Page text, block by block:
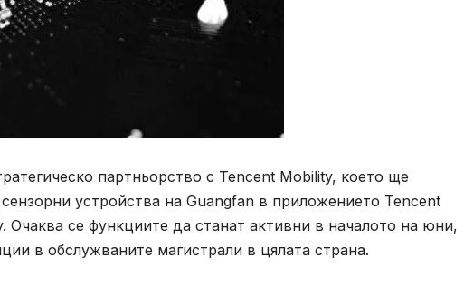
партньорство с Tencent Mobility, което ще
устройства на Guangfan в приложението Tencent
Очаква се функциите да станат активни в началото на юни,
в обслужваните магистрали в цялата страна.